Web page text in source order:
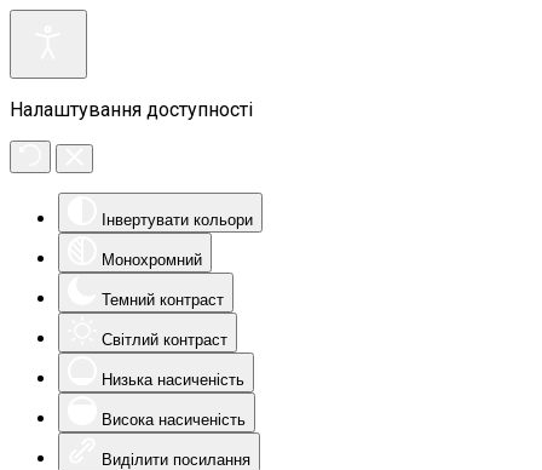
Налаштування доступності
Інвертувати кольори
Монохромний
Темний контраст
Світлий контраст
Низька насиченість
Висока насиченість
Виділити посилання